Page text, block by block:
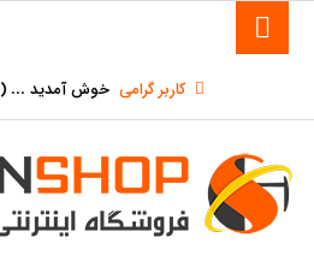
کاربر گرامی خوش آمدید ... (